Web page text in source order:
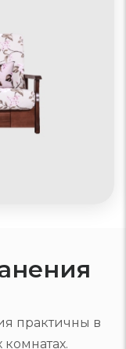
практичны в